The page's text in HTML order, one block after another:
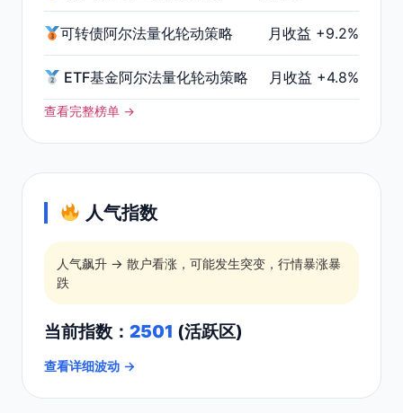
可转债阿尔法量化轮动策略 月收益 +9.2%
ETF基金阿尔法量化轮动策略 月收益 +4.8%
查看完整榜单 →
人气指数
人气飙升 → 散户看涨，可能发生突变，行情暴涨暴
跌
当前指数： 2501 (活跃区)
查看详细波动 →